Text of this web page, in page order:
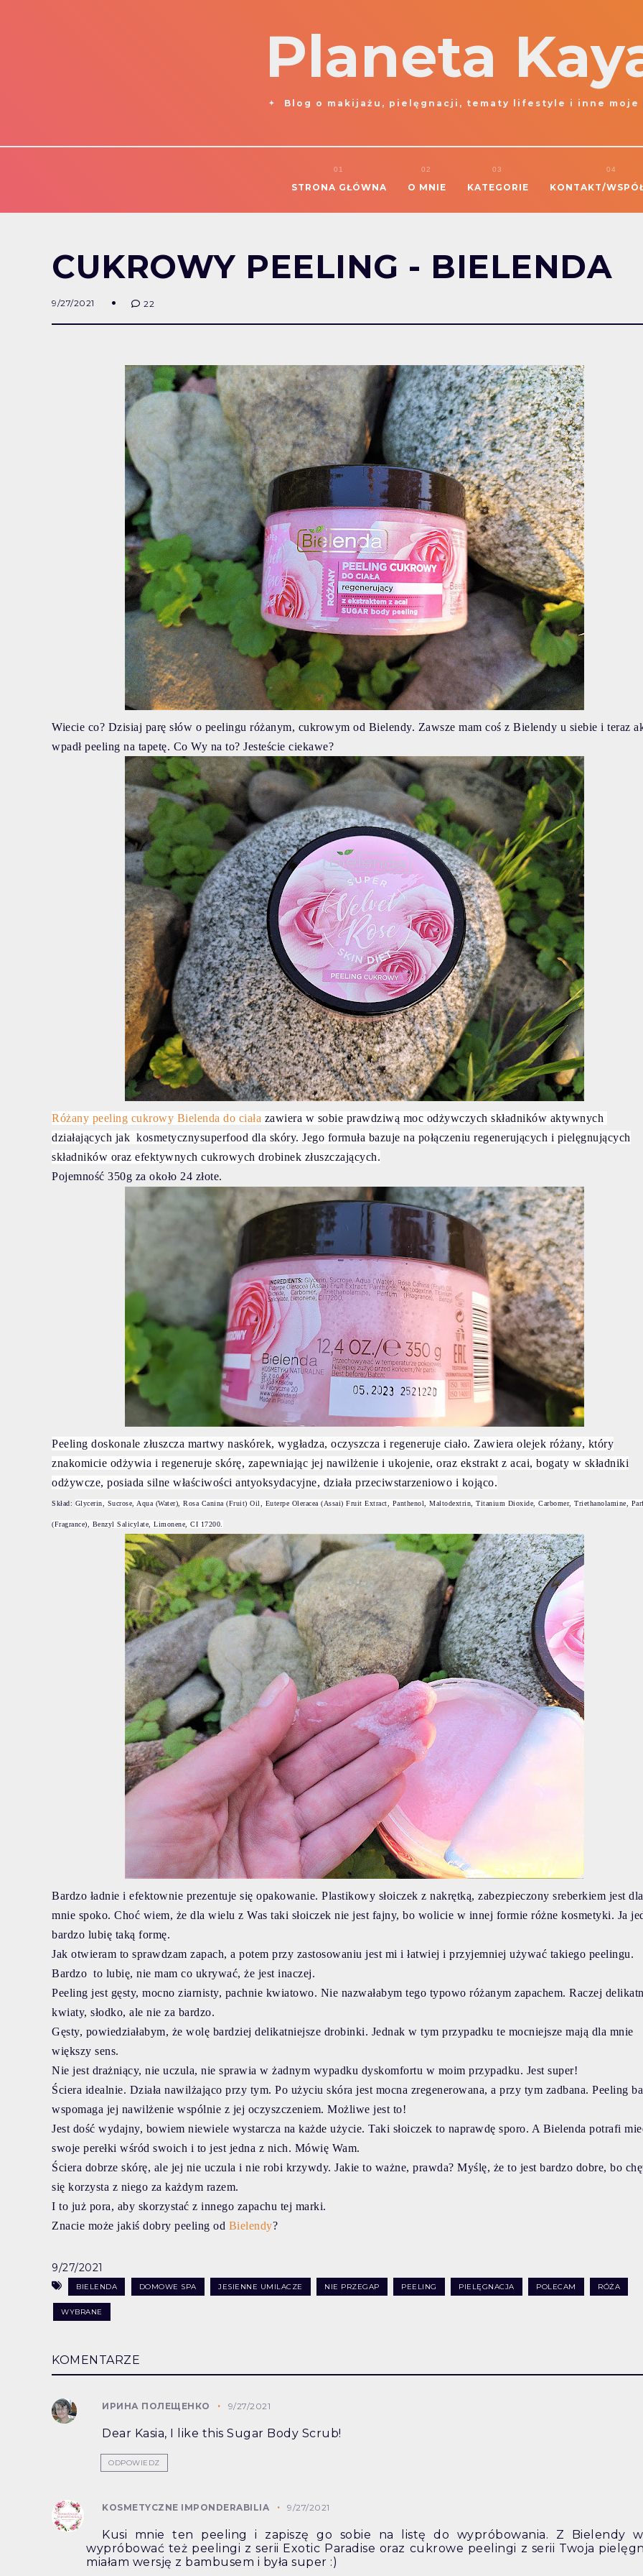
Planeta
Blog o makijażu, pielęgnacji, tematy lifestyle i inne moje
STRONA GŁÓWNA O MNIE KATEGORIE KONTAKT/
CUKROWY PEELING - BIELENDA
9/27/2021 22
Wiecie co? Dzisiaj parę słów o peelingu różanym, cukrowym od Bielendy. Zawsze mam coś z Bielendy u siebie i teraz
wpadł peeling na tapetę. Co Wy na to? Jesteście ciekawe?
Różany peeling cukrowy Bielenda do ciała zawiera w sobie prawdziwą moc odżywczych składników aktywnych
działających jak kosmetycznysuperfood dla skóry. Jego formuła bazuje na połączeniu regenerujących i pielęgnujących
składników oraz efektywnych cukrowych drobinek złuszczających.
Pojemność 350g za około 24 złote.
Peeling doskonale złuszcza martwy naskórek, wygładza, oczyszcza i regeneruje ciało. Zawiera olejek różany, który
znakomicie odżywia i regeneruje skórę, zapewniając jej nawilżenie i ukojenie, oraz ekstrakt z acai, bogaty w składniki
odżywcze, posiada silne właściwości antyoksydacyjne, działa przeciwstarzeniowo i kojąco.
Skład: Glycerin, Sucrose, Aqua (Water), Rosa Canina (Fruit) Oil, Euterpe Oleracea (Assai) Fruit Extract, Panthenol, Maltodextrin, Titanium Dioxide, Carbomer, Triethanolamine,
(Fragrance), Benzyl Salicylate, Limonene, CI 17200.
Bardzo ładnie i efektownie prezentuje się opakowanie. Plastikowy słoiczek z nakrętką, zabezpieczony sreberkiem jest dla
mnie spoko. Choć wiem, że dla wielu z Was taki słoiczek nie jest fajny, bo wolicie w innej formie różne kosmetyki. Ja
bardzo lubię taką formę.
Jak otwieram to sprawdzam zapach, a potem przy zastosowaniu jest mi i łatwiej i przyjemniej używać takiego peelingu.
Bardzo to lubię, nie mam co ukrywać, że jest inaczej.
Peeling jest gęsty, mocno ziarnisty, pachnie kwiatowo. Nie nazwałabym tego typowo różanym zapachem. Raczej
kwiaty, słodko, ale nie za bardzo.
Gęsty, powiedziałabym, że wolę bardziej delikatniejsze drobinki. Jednak w tym przypadku te mocniejsze mają dla mnie
większy sens.
Nie jest drażniący, nie uczula, nie sprawia w żadnym wypadku dyskomfortu w moim przypadku. Jest super!
Ściera idealnie. Działa nawilżająco przy tym. Po użyciu skóra jest mocna zregenerowana, a przy tym zadbana. Peeling
wspomaga jej nawilżenie wspólnie z jej oczyszczeniem. Możliwe jest to!
Jest dość wydajny, bowiem niewiele wystarcza na każde użycie. Taki słoiczek to naprawdę sporo. A Bielenda potrafi
swoje perełki wśród swoich i to jest jedna z nich. Mówię Wam.
Ściera dobrze skórę, ale jej nie uczula i nie robi krzywdy. Jakie to ważne, prawda? Myślę, że to jest bardzo dobre, bo
się korzysta z niego za każdym razem.
I to już pora, aby skorzystać z innego zapachu tej marki.
Znacie może jakiś dobry peeling od Bielendy?
9/27/2021
BIELENDA DOMOWE SPA JESIENNE UMILACZE NIE PRZEGAP PEELING PIELĘGNACJA POLECAM RÓŻA
WYBRANE
KOMENTARZE
ИРИНА ПОЛЕЩЕНКО 9/27/2021
Dear Kasia, I like this Sugar Body Scrub!
ODPOWIEDZ
KOSMETYCZNE IMPONDERABILIA 9/27/2021
Kusi mnie ten peeling i zapiszę go sobie na listę do wypróbowania. Z Bielendy
wypróbować też peelingi z serii Exotic Paradise oraz cukrowe peelingi z serii Twoja
miałam wersję z bambusem i była super :)